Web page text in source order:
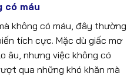
có máu
không có máu, đây thường
tích cực. Mặc dù giấc mơ
âu, nhưng việc không có
qua những khó khăn mà